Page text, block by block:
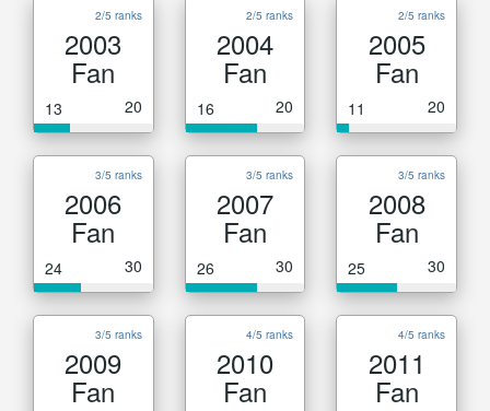
2/5 ranks
2003
Fan
13 20
2/5 ranks
2004
Fan
16 20
2/5 ranks
2005
Fan
11 20
3/5 ranks
2006
Fan
24 30
3/5 ranks
2007
Fan
26 30
3/5 ranks
2008
Fan
25 30
3/5 ranks
2009
Fan
4/5 ranks
2010
Fan
4/5 ranks
2011
Fan